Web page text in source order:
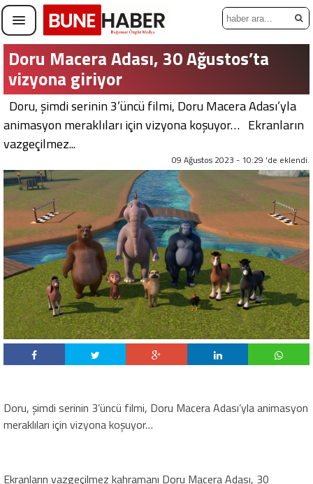
Doru Macera Adası, 30 Ağustos’ta
vizyona giriyor
Doru, şimdi serinin 3’üncü filmi, Doru Macera Adası’yla
animasyon meraklıları için vizyona koşuyor… Ekranların
vazgeçilmez...
09 Ağustos 2023 - 10:29 'de eklendi.
Doru, şimdi serinin 3’üncü filmi, Doru Macera Adası’yla animasyon
meraklıları için vizyona koşuyor…
Ekranların vazgeçilmez kahramanı Doru Macera Adası, 30